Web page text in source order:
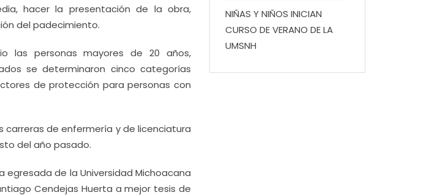
hacer la presentación de la obra,
del padecimiento.
las personas mayores de 20 años,
se determinaron cinco categorías
de protección para personas con
carreras de enfermería y de licenciatura
del año pasado.
egresada de la Universidad Michoacana
Cendejas Huerta a mejor tesis de
NIÑAS Y NIÑOS INICIAN
CURSO DE VERANO DE LA
UMSNH